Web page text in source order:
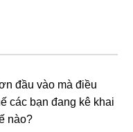
đầu vào mà điều
các bạn đang kê khai
nào?